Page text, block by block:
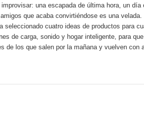
una escapada de última hora, un
que acaba convirtiéndose es una
seleccionado cuatro ideas de productos para
de carga, sonido y hogar inteligente, para
de los que salen por la mañana y vuelven con